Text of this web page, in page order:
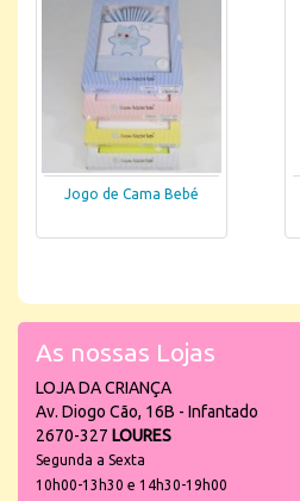
Jogo de Cama Bebé
As nossas Lojas
LOJA DA CRIANÇA
Av. Diogo Cão, 16B - Infantado
2670-327 LOURES
Segunda a Sexta
10h00-13h30 e 14h30-19h00